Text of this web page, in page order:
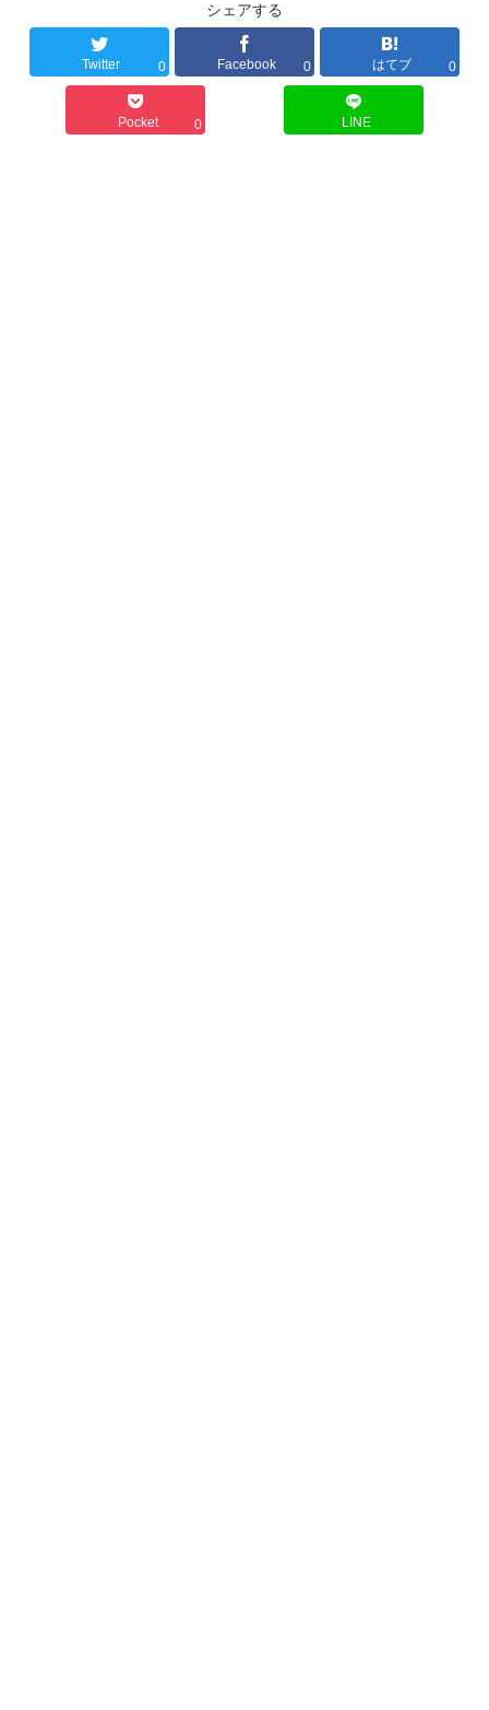
シェアする
Twitter 0 Facebook 0 はてブ 0
Pocket 0 LINE